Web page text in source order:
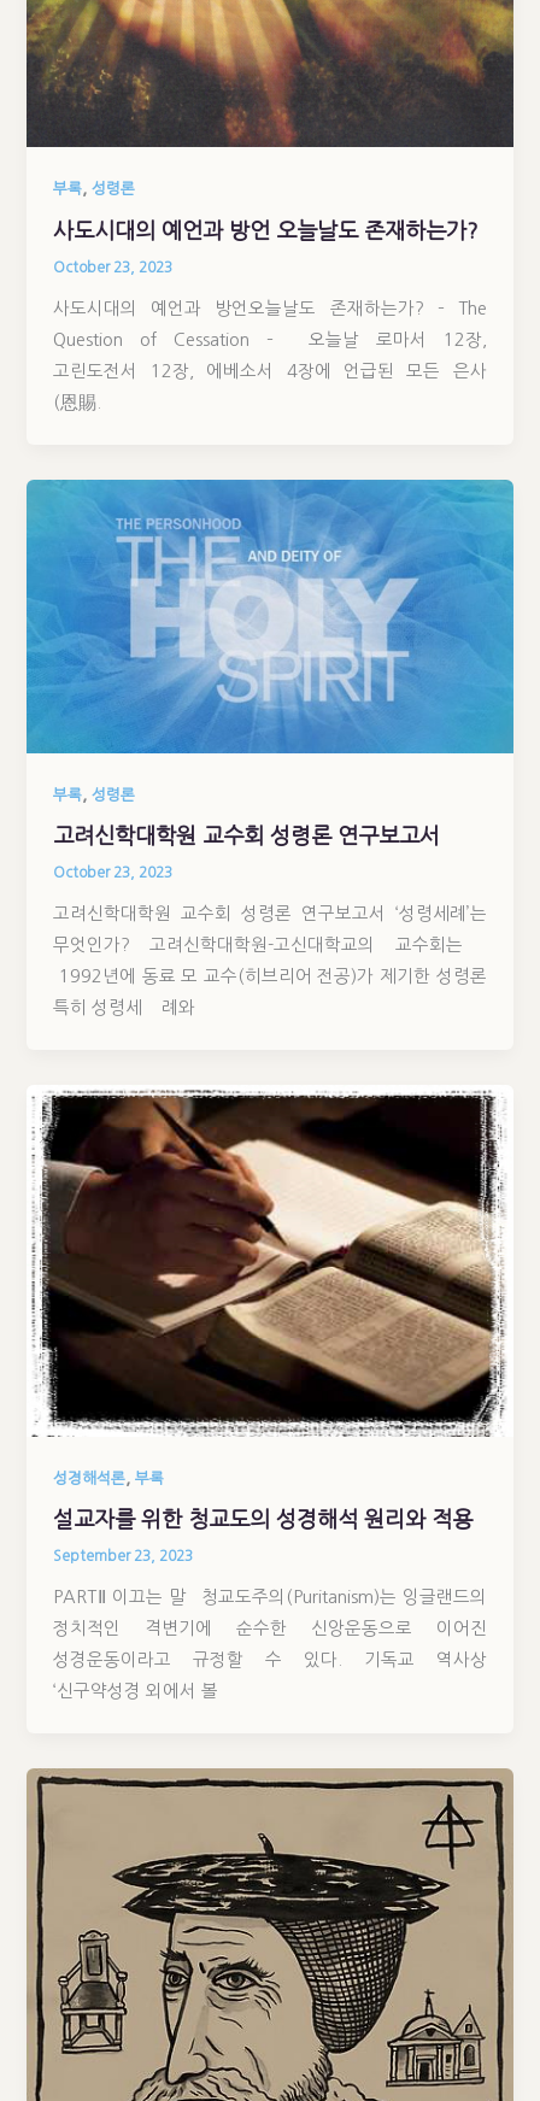
부록,성령론
사도시대의 예언과 방언 오늘날도 존재하는가?
October 23, 2023
사도시대의 예언과 방언오늘날도 존재하는가? – The
Question of Cessation – 오늘날 로마서 12장,
고린도전서 12장, 에베소서 4장에 언급된 모든 은사
(恩賜.
부록 ,성령론
고려신학대학원 교수회 성령론 연구보고서
October 23, 2023
고려신학대학원 교수회 성령론 연구보고서 ‘성령세례’는
무엇인가? 고려신학대학원-고신대학교의 교수회는
1992년에 동료 모 교수(히브리어 전공)가 제기한 성령론
특히 성령세 례와
성경해석론 ,부록
설교자를 위한 청교도의 성경해석 원리와 적용
September 23, 2023
PARTⅡ 이끄는 말 청교도주의(Puritanism)는 잉글랜드의
정치적인 격변기에 순수한 신앙운동으로 이어진
성경운동이라고 규정할 수 있다. 기독교 역사상
‘신구약성경 외에서 볼